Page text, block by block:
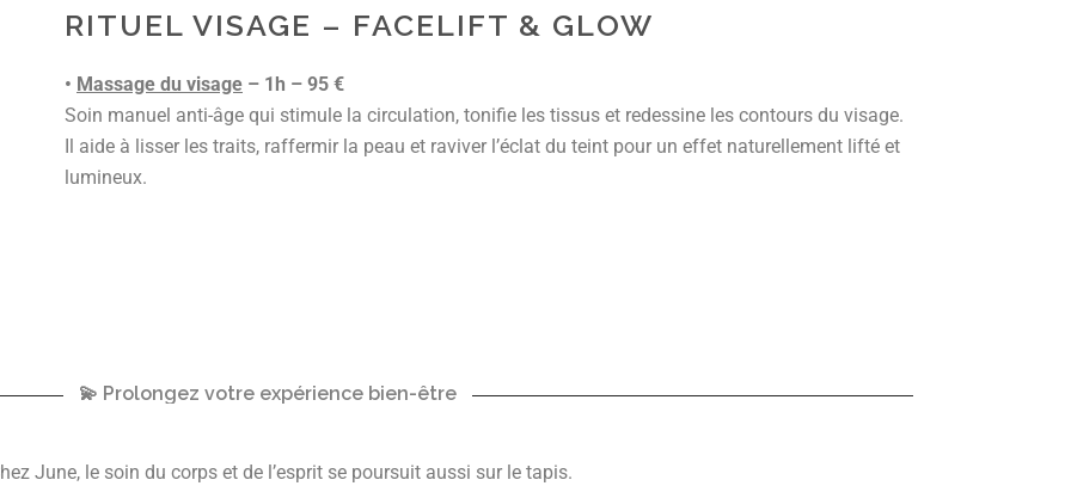
RITUEL VISAGE – FACELIFT & GLOW
• Massage du visage – 1h – 95 €
Soin manuel anti-âge qui stimule la circulation, tonifie les tissus et redessine les contours du visage.
Il aide à lisser les traits, raffermir la peau et raviver l’éclat du teint pour un effet naturellement lifté et
lumineux.
💫 Prolongez votre expérience bien-être
June, le soin du corps et de l’esprit se poursuit aussi sur le tapis.